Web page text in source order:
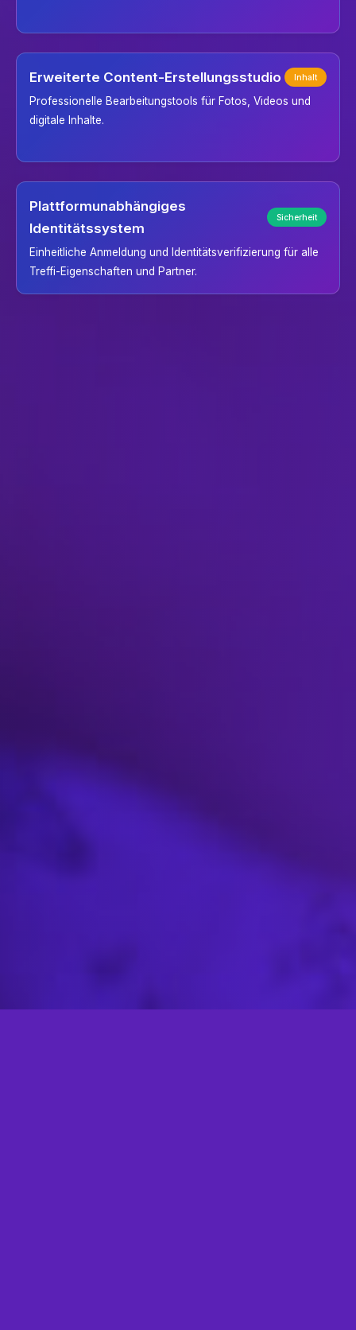
Erweiterte Content-Erstellungsstudio Inhalt
Professionelle Bearbeitungstools für Fotos, Videos und
digitale Inhalte.
Plattformunabhängiges
Identitätssystem
Sicherheit
Einheitliche Anmeldung und Identitätsverifizierung für alle
Treffi-Eigenschaften und Partner.